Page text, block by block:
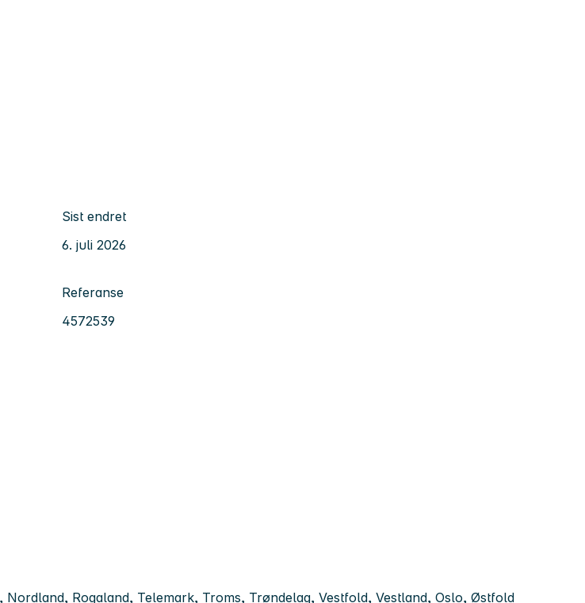
Sist endret
6. juli 2026
Referanse
4572539
Rogaland, Telemark, Troms, Trøndelag, Vestfold, Vestland, Oslo, Østfold